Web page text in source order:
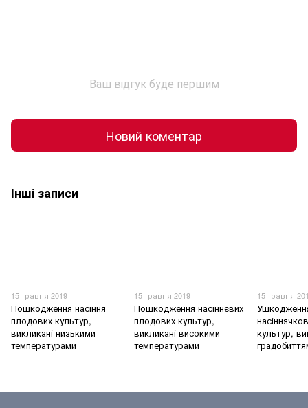
Ваш відгук буде першим
Новий коментар
Інші записи
15 травня 2019
Пошкодження насіння
плодових культур,
викликані низькими
температурами
15 травня 2019
Пошкодження насіннєвих
плодових культур,
викликані високими
температурами
15 травня
культур,